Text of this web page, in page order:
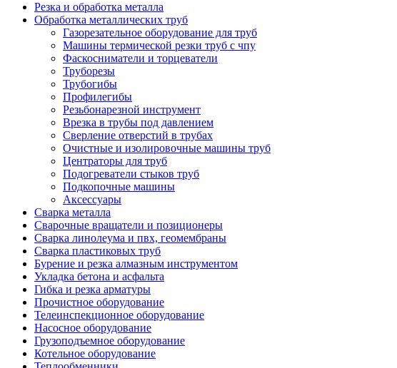
Резка и обработка металла
Обработка металлических труб
Газорезательное оборудование для труб
Машины термической резки труб с чпу
Фаскосниматели и торцеватели
Труборезы
Трубогибы
Профилегибы
Резьбонарезной инструмент
Врезка в трубы под давлением
Сверление отверстий в трубах
Очистные и изолировочные машины труб
Центраторы для труб
Подогреватели стыков труб
Подкопочные машины
Аксессуары
Сварка металла
Сварочные вращатели и позиционеры
Сварка линолеума и пвх, геомембраны
Сварка пластиковых труб
Бурение и резка алмазным инструментом
Укладка бетона и асфальта
Гибка и резка арматуры
Прочистное оборудование
Телеинспекционное оборудование
Насосное оборудование
Грузоподъемное оборудование
Котельное оборудование